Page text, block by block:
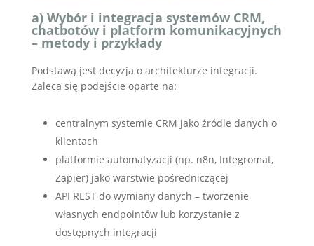
a) Wybór i integracja systemów CRM,
chatbotów i platform komunikacyjnych
– metody i przykłady
Podstawą jest decyzja o architekturze integracji.
Zaleca się podejście oparte na:
centralnym systemie CRM jako źródle danych o
klientach
platformie automatyzacji (np. n8n, Integromat,
Zapier) jako warstwie pośredniczącej
API REST do wymiany danych – tworzenie
własnych endpointów lub korzystanie z
dostępnych integracji